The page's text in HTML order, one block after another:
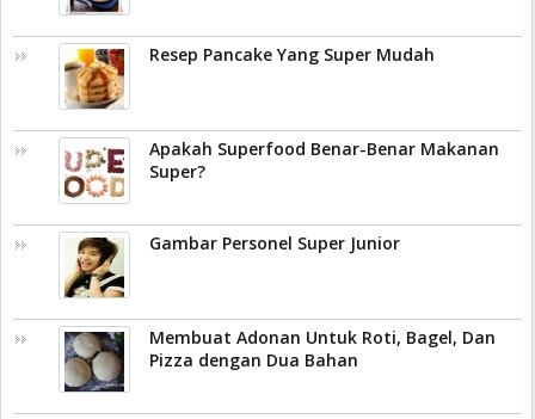
Resep Pancake Yang Super Mudah
Apakah Superfood Benar-Benar Makanan
Super?
Gambar Personel Super Junior
Membuat Adonan Untuk Roti, Bagel, Dan
Pizza dengan Dua Bahan